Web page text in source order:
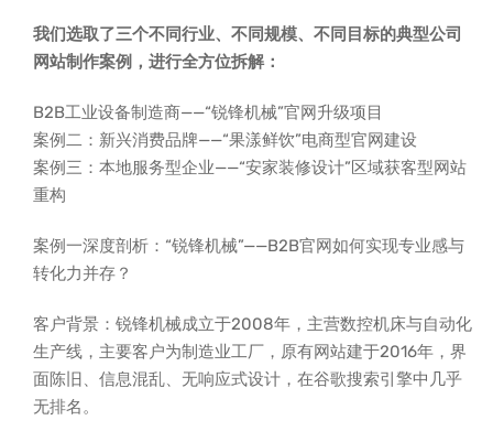
我们选取了三个不同行业、不同规模、不同目标的典型公司
网站制作案例，进行全方位拆解：
B2B工业设备制造商——“锐锋机械”官网升级项目
案例二：新兴消费品牌——“果漾鲜饮”电商型官网建设
案例三：本地服务型企业——“安家装修设计”区域获客型网站
重构
案例一深度剖析：“锐锋机械”——B2B官网如何实现专业感与
转化力并存？
客户背景：锐锋机械成立于2008年，主营数控机床与自动化
生产线，主要客户为制造业工厂，原有网站建于2016年，界
面陈旧、信息混乱、无响应式设计，在谷歌搜索引擎中几乎
无排名。